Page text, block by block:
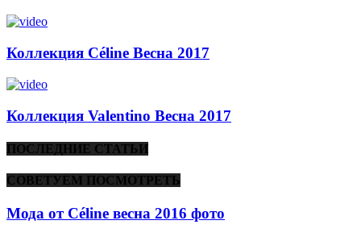
Коллекция Céline Весна 2017
Коллекция Valentino Весна 2017
ПОСЛЕДНИЕ СТАТЬИ
СОВЕТУЕМ ПОСМОТРЕТЬ
Мода от Céline весна 2016 фото